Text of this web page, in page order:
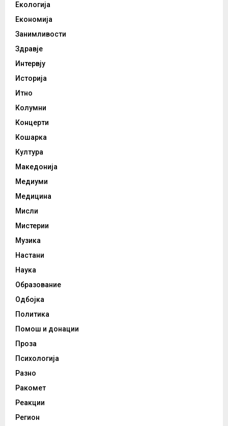
Екологија
Економија
Занимливости
Здравје
Интервју
Историја
Итно
Колумни
Концерти
Кошарка
Култура
Македонија
Медиуми
Медицина
Мисли
Мистерии
Музика
Настани
Наука
Образование
Одбојка
Политика
Помош и донации
Проза
Психологија
Разно
Ракомет
Реакции
Регион